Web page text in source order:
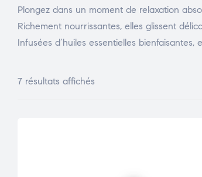
Plongez dans un moment de relaxation
Richement nourrissantes, elles glissent
Infusées d’huiles essentielles
7 résultats affichés